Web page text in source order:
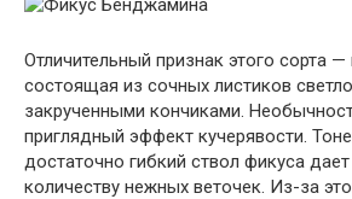
Отличительный признак этого сорта —
состоящая из сочных листиков
закрученными кончиками.
приглядный эффект кучерявости.
достаточно гибкий ствол фикуса
количеству нежных веточек. Из-за